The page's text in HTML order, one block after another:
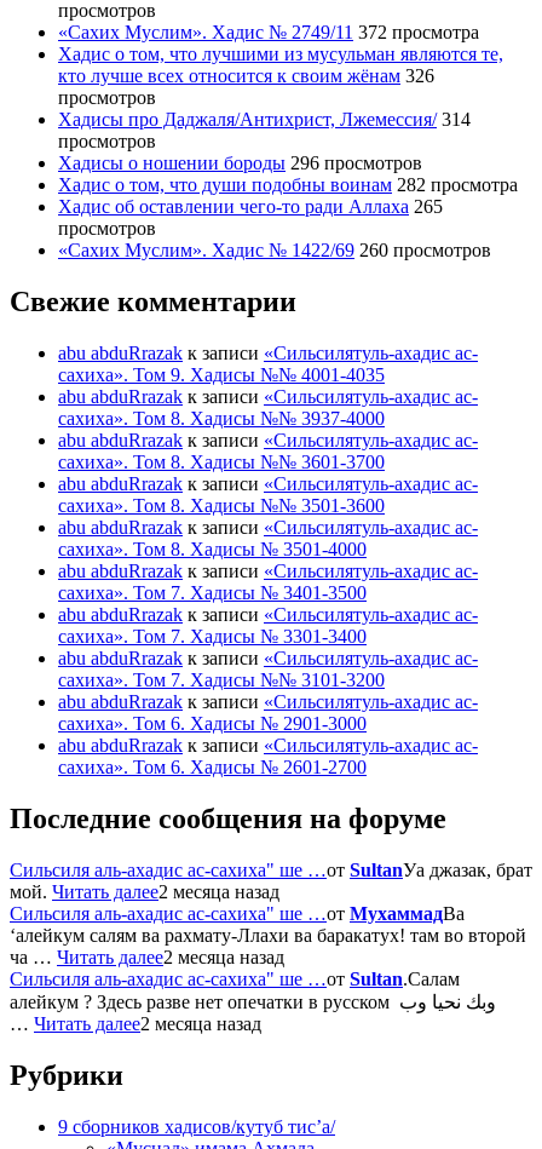
просмотров
«Сахих Муслим». Хадис № 2749/11 372 просмотра
Хадис о том, что лучшими из мусульман являются те,
кто лучше всех относится к своим жёнам 326
просмотров
Хадисы про Даджаля/Антихрист, Лжемессия/ 314
просмотров
Хадисы о ношении бороды 296 просмотров
Хадис о том, что души подобны воинам 282 просмотра
Хадис об оставлении чего-то ради Аллаха 265
просмотров
«Сахих Муслим». Хадис № 1422/69 260 просмотров
Свежие комментарии
abu abduRrazak к записи «Сильсилятуль-ахадис ас-
сахиха». Том 9. Хадисы №№ 4001-4035
abu abduRrazak к записи «Сильсилятуль-ахадис ас-
сахиха». Том 8. Хадисы №№ 3937-4000
abu abduRrazak к записи «Сильсилятуль-ахадис ас-
сахиха». Том 8. Хадисы №№ 3601-3700
abu abduRrazak к записи «Сильсилятуль-ахадис ас-
сахиха». Том 8. Хадисы №№ 3501-3600
abu abduRrazak к записи «Сильсилятуль-ахадис ас-
сахиха». Том 8. Хадисы № 3501-4000
abu abduRrazak к записи «Сильсилятуль-ахадис ас-
сахиха». Том 7. Хадисы № 3401-3500
abu abduRrazak к записи «Сильсилятуль-ахадис ас-
сахиха». Том 7. Хадисы № 3301-3400
abu abduRrazak к записи «Сильсилятуль-ахадис ас-
сахиха». Том 7. Хадисы №№ 3101-3200
abu abduRrazak к записи «Сильсилятуль-ахадис ас-
сахиха». Том 6. Хадисы № 2901-3000
abu abduRrazak к записи «Сильсилятуль-ахадис ас-
сахиха». Том 6. Хадисы № 2601-2700
Последние сообщения на форуме
Сильсиля аль-ахадис ас-сахиха" ше …от SultanУа джазак, брат
мой. Читать далее2 месяца назад
Сильсиля аль-ахадис ас-сахиха" ше …от МухаммадВа
‘алейкум салям ва рахмату-Ллахи ва баракатух! там во второй
ча … Читать далее2 месяца назад
Сильсиля аль-ахадис ас-сахиха" ше …от Sultan.Салам
алейкум ? Здесь разве нет опечатки в русском وبك نحيا وب
… Читать далее2 месяца назад
Рубрики
9 сборников хадисов/кутуб тис’а/